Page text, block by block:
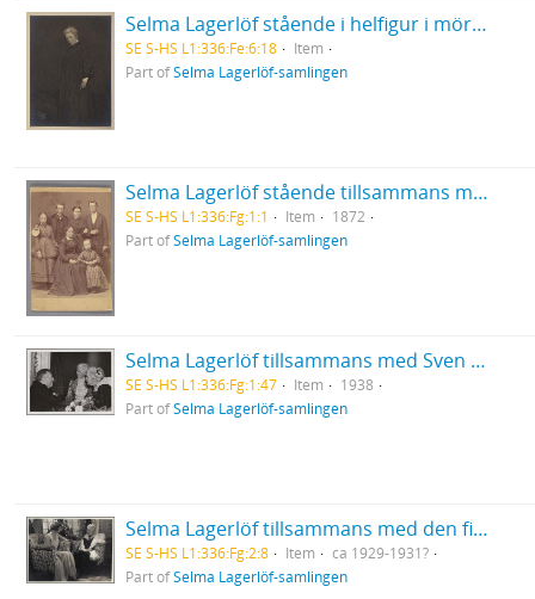
Selma Lagerlöf stående i helfigur i mörk dräkt med synligt pekfinger
SE S-HS L1:336:Fe:6:18
Item
Part ofSelma Lagerlöf-samlingen
Selma Lagerlöf stående tillsammans med sin mor och sina syskon
SE S-HS L1:336:Fg:1:1 Item
1872
Part ofSelma Lagerlöf-samlingen
Selma Lagerlöf tillsammans med Sven Hedin och Henriette Coyet under firandet av sin åttioårsdag
SE S-HS L1:336:Fg:1:47 Item
1938
Part ofSelma Lagerlöf-samlingen
Selma Lagerlöf tillsammans med den finlandssvenska aktrisen Birgit Sergelius
SE S-HS L1:336:Fg:2:8 Item
ca 1929-1931?
Part ofSelma Lagerlöf-samlingen